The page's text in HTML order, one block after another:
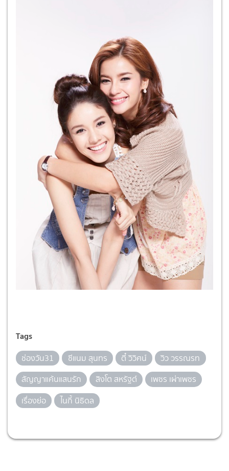
Tags
ช่องวัน31 ซีแนม สุนทร ตี๋ วิวิศน์
วิว วรรณรท
สัญญาแค้นแสนรัก
สิงโต สหรัฐต์
เพชร เผ่าเพชร
เรื่องย่อ
ไนกี้ นิธิดล